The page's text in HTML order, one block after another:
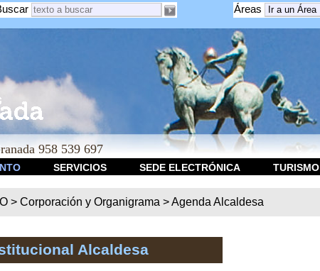
Áreas
958 539 697
SERVICIOS SEDE ELECTRÓNICA TURISMO
>Corporación y Organigrama >Agenda Alcaldesa
Alcaldesa